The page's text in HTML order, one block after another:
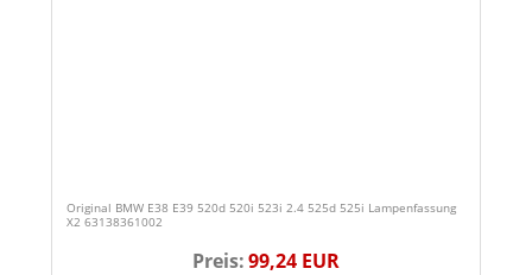
Original BMW E38 E39 520d 520i 523i 2.4 525d 525i Lampenfassung
X2 63138361002
Preis:99,24 EUR